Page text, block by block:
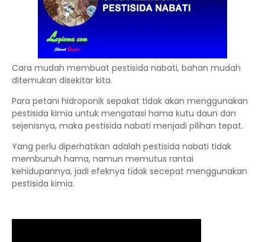
Cara mudah membuat pestisida nabati, bahan mudah
ditemukan disekitar kita.
Para petani hidroponik sepakat tidak akan menggunakan
pestisida kimia untuk mengatasi hama kutu daun dan
sejenisnya, maka pestisida nabati menjadi pilihan tepat.
Yang perlu diperhatikan adalah pestisida nabati tidak
membunuh hama, namun memutus rantai
kehidupannya, jadi efeknya tidak secepat menggunakan
pestisida kimia.